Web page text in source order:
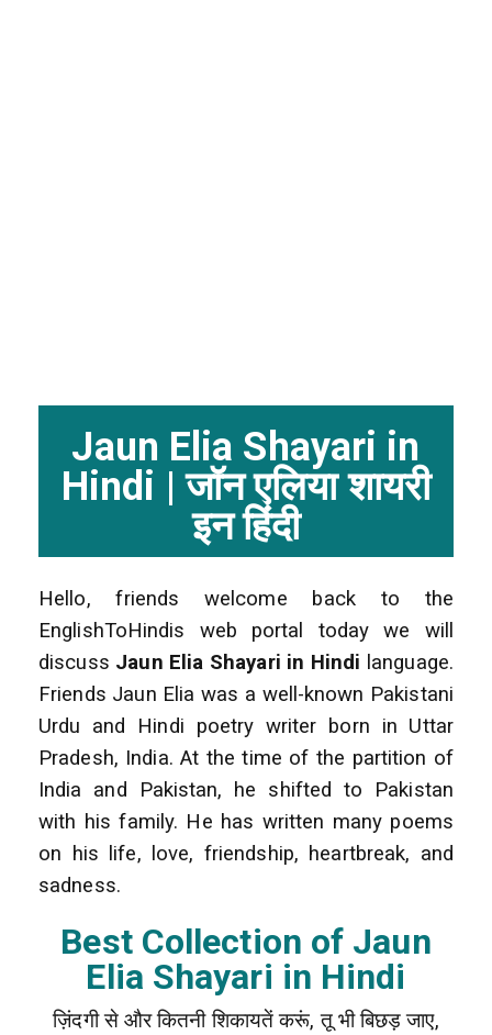
Jaun Elia Shayari in
Hindi | जॉन एलिया शायरी
इन हिंदी
Hello, friends welcome back to the
EnglishToHindis web portal today we will
discuss Jaun Elia Shayari in Hindi language.
Friends Jaun Elia was a well-known Pakistani
Urdu and Hindi poetry writer born in Uttar
Pradesh, India. At the time of the partition of
India and Pakistan, he shifted to Pakistan
with his family. He has written many poems
on his life, love, friendship, heartbreak, and
sadness.
Best Collection of Jaun
Elia Shayari in Hindi
ज़िंदगी से और कितनी शिकायतें करूं, तू भी बिछड़ जाए,